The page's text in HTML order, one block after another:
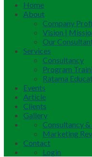
Home
About
Company
Vision |
Our
Services
Consultancy
Program
Ratama
Events
Article
Clients
Gallery
Consultancy
Marketing
Contact
Login